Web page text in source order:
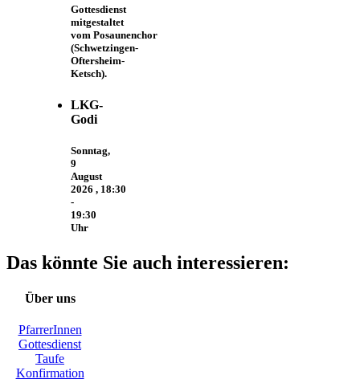
Gottesdienst
mitgestaltet
vom Posaunenchor
(Schwetzingen-
Oftersheim-
Ketsch).
LKG-
Godi
Sonntag,
9
August
2026 , 18:30
-
19:30
Uhr
Das könnte Sie auch interessieren:
Über uns
PfarrerInnen
Gottesdienst
Taufe
Konfirmation